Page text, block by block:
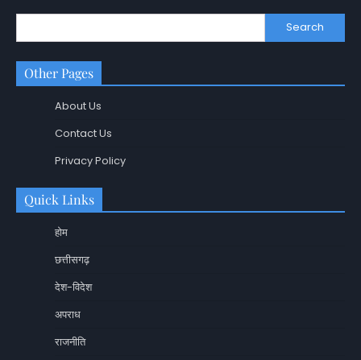
Search
Other Pages
About Us
Contact Us
Privacy Policy
Quick Links
होम
छत्तीसगढ़
देश-विदेश
अपराध
राजनीति